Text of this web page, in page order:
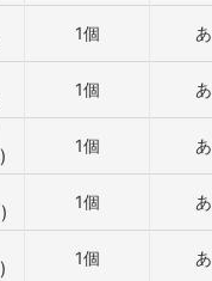
1個
1個
) 1個
) 1個
) 1個